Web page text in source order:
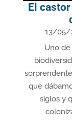
El
13/05/
Uno
que
siglos y